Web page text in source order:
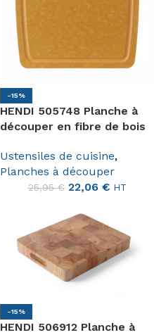
-15%
HENDI 505748 Planche à
découper en fibre de bois
Ustensiles de cuisine,
Planches à découper
25,95€ 22,06 € HT
-15%
HENDI 506912 Planche à